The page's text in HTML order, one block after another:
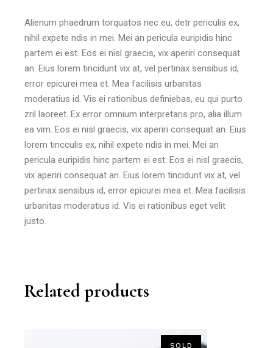
Alienum phaedrum torquatos nec eu, detr periculis ex,
nihil expete ndis in mei. Mei an pericula euripidis hinc
partem ei est. Eos ei nisl graecis, vix aperiri consequat
an. Eius lorem tincidunt vix at, vel pertinax sensibus id,
error epicurei mea et. Mea facilisis urbanitas
moderatius id. Vis ei rationibus definiebas, eu qui purto
zril laoreet. Ex error omnium interpretaris pro, alia illum
ea vim. Eos ei nisl graecis, vix aperiri consequat an. Eius
lorem tincculis ex, nihil expete ndis in mei. Mei an
pericula euripidis hinc partem ei est. Eos ei nisl graecis,
vix aperiri consequat an. Eius lorem tincidunt vix at, vel
pertinax sensibus id, error epicurei mea et. Mea facilisis
urbanitas moderatius id. Vis ei rationibus eget velit
justo.
Related products
SOLD